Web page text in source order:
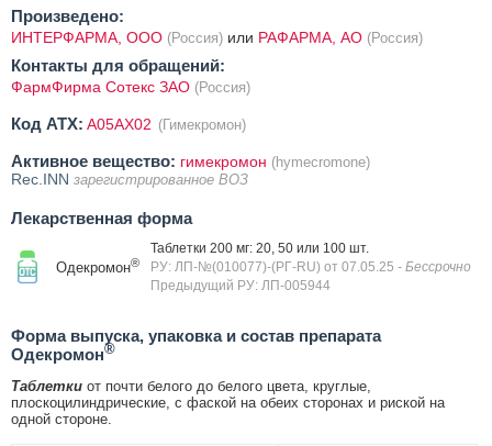
Произведено:
ИНТЕРФАРМА, ООО (Россия) или РАФАРМА, АО (Россия)
Контакты для обращений:
ФармФирма Сотекс ЗАО (Россия)
Код ATX: A05AX02 (Гимекромон)
Активное вещество: гимекромон (hymecromone)
Rec.INN зарегистрированное ВОЗ
Лекарственная форма
Одекромон®
Таблетки 200 мг: 20, 50 или 100 шт.
РУ: ЛП-№(010077)-(РГ-RU) от 07.05.25 - Бессрочно
Предыдущий РУ: ЛП-005944
Форма выпуска, упаковка и состав препарата
Одекромон®
Таблетки от почти белого до белого цвета, круглые,
плоскоцилиндрические, с фаской на обеих сторонах и риской на
одной стороне.